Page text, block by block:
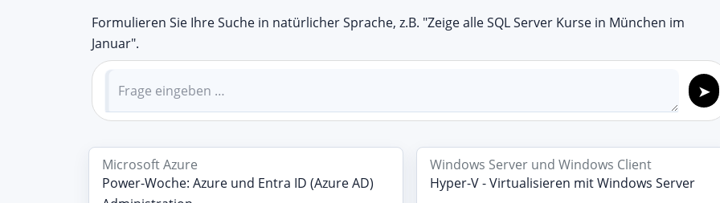
Formulieren Sie Ihre Suche in natürlicher Sprache, z.B. "Zeige alle SQL Server Kurse in München im
Januar".
Microsoft Azure
Power-Woche: Azure und Entra ID (Azure AD)
Windows Server und Windows Client
Hyper-V - Virtualisieren mit Windows Server